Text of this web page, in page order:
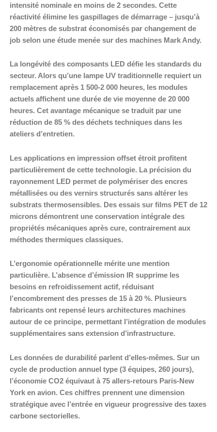
intensité nominale en moins de 2 secondes. Cette
réactivité élimine les gaspillages de démarrage – jusqu’à
200 mètres de substrat économisés par changement de
job selon une étude menée sur des machines Mark Andy.
La longévité des composants LED défie les standards du
secteur. Alors qu’une lampe UV traditionnelle requiert un
remplacement après 1 500-2 000 heures, les modules
actuels affichent une durée de vie moyenne de 20 000
heures. Cet avantage mécanique se traduit par une
réduction de 85 % des déchets techniques dans les
ateliers d’entretien.
Les applications en impression offset étroit profitent
particulièrement de cette technologie. La précision du
rayonnement LED permet de polymériser des encres
métallisées ou des vernirs structurés sans altérer les
substrats thermosensibles. Des essais sur films PET de 12
microns démontrent une conservation intégrale des
propriétés mécaniques après cure, contrairement aux
méthodes thermiques classiques.
L’ergonomie opérationnelle mérite une mention
particulière. L’absence d’émission IR supprime les
besoins en refroidissement actif, réduisant
l’encombrement des presses de 15 à 20 %. Plusieurs
fabricants ont repensé leurs architectures machines
autour de ce principe, permettant l’intégration de modules
supplémentaires sans extension d’infrastructure.
Les données de durabilité parlent d’elles-mêmes. Sur un
cycle de production annuel type (3 équipes, 260 jours),
l’économie CO2 équivaut à 75 allers-retours Paris-New
York en avion. Ces chiffres prennent une dimension
stratégique avec l’entrée en vigueur progressive des taxes
carbone sectorielles.